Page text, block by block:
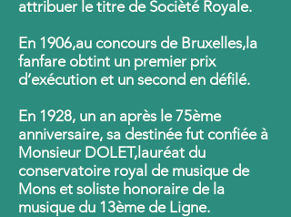
attribuer le titre de Socièté Royale.
En 1906,au concours de Bruxelles,la
fanfare obtint un premier prix
d’exécution et un second en défilé.
En 1928, un an après le 75ème
anniversaire, sa destinée fut confiée à
Monsieur DOLET,lauréat du
conservatoire royal de musique de
Mons et soliste honoraire de la
musique du 13ème de Ligne.